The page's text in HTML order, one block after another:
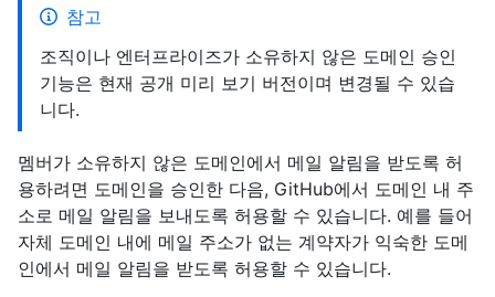
참고
조직이나 엔터프라이즈가 소유하지 않은 도메인 승인
기능은 현재 공개 미리 보기 버전이며 변경될 수 있습
니다.
멤버가 소유하지 않은 도메인에서 메일 알림을 받도록 허
용하려면 도메인을 승인한 다음, GitHub에서 도메인 내 주
소로 메일 알림을 보내도록 허용할 수 있습니다. 예를 들어
자체 도메인 내에 메일 주소가 없는 계약자가 익숙한 도메
인에서 메일 알림을 받도록 허용할 수 있습니다.